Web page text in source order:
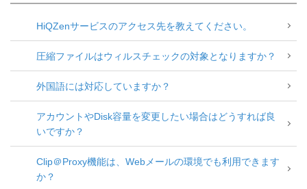
HiQZenサービスのアクセス先を教えてください。
圧縮ファイルはウィルスチェックの対象となりますか？
外国語には対応していますか？
アカウントやDisk容量を変更したい場合はどうすれば良
いですか？
Clip＠Proxy機能は、Webメールの環境でも利用できます
か？